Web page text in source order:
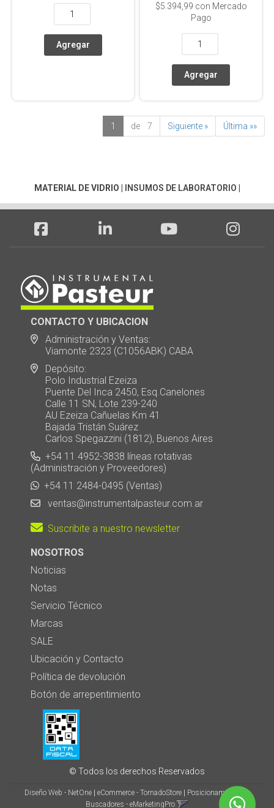
$5.394,99 con Mercado
Pago
1 de 7 Siguiente » Última »»
MATERIAL DE VIDRIO INSUMOS DE LABORATORIO
CONTACTO Y UBICACION
Administración y Ventas:
Viamonte 2323 (C1056ABK) CABA
Depósito:
Polo Industrial Ezeiza
Puente Del Inca 2450, Esq.Canelones
Calle 11 SN, Lote 239-240
AU Ezeiza Cañuelas Km 41
Bajada Tristán Suárez
Carlos Spegazzini (1812), Buenos Aires
+54 11 4952-3838 líneas rotativas
(Administración y Proveedores)
+54 11 2484-0495 (Ventas)
ventas@instrumentalpasteur.com.ar
Suscribite a nuestro newsletter
NOSOTROS
Noticias
Notas
Servicio Técnico
Marcas
SALE
Ubicación y Contacto
Política de devolución
Botón de arrepentimiento
© Todos los derechos Reservados
Diseño Web - NetOne eCommerce - TornadoStore
Posicionamiento en
Buscadores - eMarketingPro